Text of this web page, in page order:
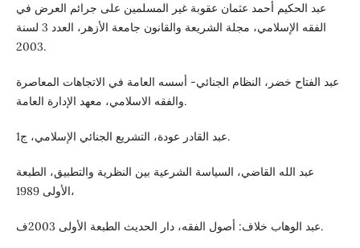
عبد الحكيم أحمد عثمان عقوبة غير المسلمين على جرائم العرض في
الفقه الإسلامي، مجلة الشريعة والقانون جامعة الأزهر، العدد 3 لسنة
2003.
عبد الفتاح خضر، النظام الجنائي- أسسه العامة في الاتجاهات المعاصرة
والفقه الاسلامي، معهد الإدارة العامة.
عبد القادر عودة، التشريع الجنائي الإسلامي، ج1.
عبد الله القاضي، السياسة الشرعية بين النظرية والتطبيق، الطبعة
الأولى 1989،
عبد الوهاب خلاف: أصول الفقه، دار الحديث الطبعة الأولى 2003ف.